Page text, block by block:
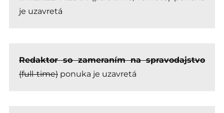
je uzavretá
Redaktor so zameraním na spravodajstvo
(full-time)ponuka je uzavretá